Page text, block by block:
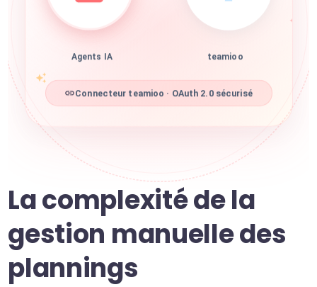
Agents IA teamioo
Connecteur teamioo · OAuth 2.0 sécurisé
La complexité de la
gestion manuelle des
plannings